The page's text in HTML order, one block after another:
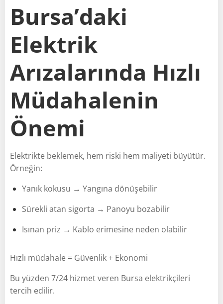
Bursa’daki
Elektrik
Arızalarında Hızlı
Müdahalenin
Önemi
Elektrikte beklemek, hem riski hem maliyeti büyütür.
Örneğin:
Yanık kokusu → Yangına dönüşebilir
Sürekli atan sigorta → Panoyu bozabilir
Isınan priz → Kablo erimesine neden olabilir
Hızlı müdahale = Güvenlik + Ekonomi
Bu yüzden 7/24 hizmet veren Bursa elektrikçileri
tercih edilir.